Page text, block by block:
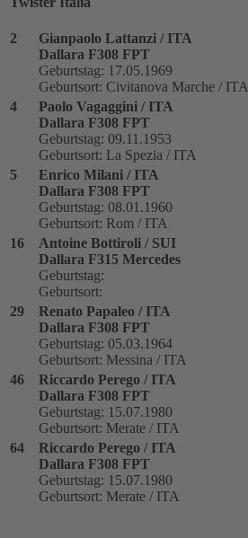
2
Gianpaolo Lattanzi / ITA
Dallara F308 FPT
Geburtstag: 17.05.1969
Geburtsort: Civitanova Marche / ITA
4
Paolo Vagaggini / ITA
Dallara F308 FPT
Geburtstag: 09.11.1953
Geburtsort: La Spezia / ITA
5
Enrico Milani / ITA
Dallara F308 FPT
Geburtstag: 08.01.1960
Geburtsort: Rom / ITA
16
Antoine Bottiroli / SUI
Dallara F315 Mercedes
Geburtstag:
Geburtsort:
29
Renato Papaleo / ITA
Dallara F308 FPT
Geburtstag: 05.03.1964
Geburtsort: Messina / ITA
46
Riccardo Perego / ITA
Dallara F308 FPT
Geburtstag: 15.07.1980
Geburtsort: Merate / ITA
64
Riccardo Perego / ITA
Dallara F308 FPT
Geburtstag: 15.07.1980
Geburtsort: Merate / ITA